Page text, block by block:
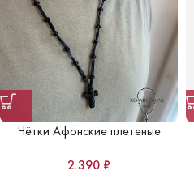
Чётки Афонские плетеные
2.390 ₽